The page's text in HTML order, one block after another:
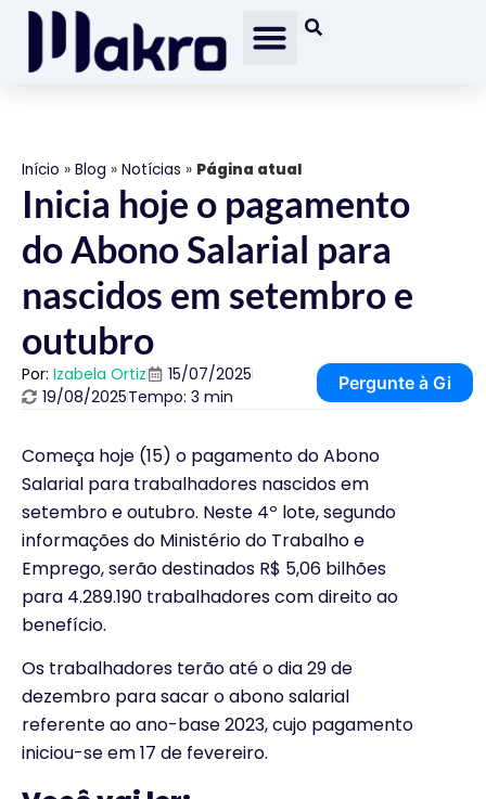
Início » Blog » Notícias » Página atual
Inicia hoje o pagamento
do Abono Salarial para
nascidos em setembro e
outubro
Por: Izabela Ortiz
15/07/2025
19/08/2025Tempo: 3 min
Pergunte à Gi
Começa hoje (15) o pagamento do Abono
Salarial para trabalhadores nascidos em
setembro e outubro. Neste 4º lote, segundo
informações do Ministério do Trabalho e
Emprego, serão destinados R$ 5,06 bilhões
para 4.289.190 trabalhadores com direito ao
benefício.
Os trabalhadores terão até o dia 29 de
dezembro para sacar o abono salarial
referente ao ano-base 2023, cujo pagamento
iniciou-se em 17 de fevereiro.